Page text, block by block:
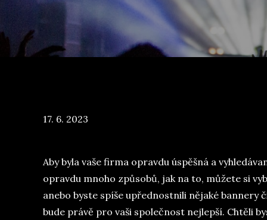
Posted
17. 6. 2023
Aby byla vaše firma opravdu úspěšná a
opravdu mnoho způsobů, jak na to, můžete si
anebo byste spíše upřednostnili nějaké
bude právě pro vaši společnost nejlepší. Chtěli